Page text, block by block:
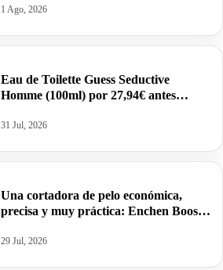
1 Ago, 2026
Eau de Toilette Guess Seductive
Homme (100ml) por 27,94€ antes
31 Jul, 2026
Una cortadora de pelo económica,
precisa y muy práctica: Enchen Boost 2
29 Jul, 2026